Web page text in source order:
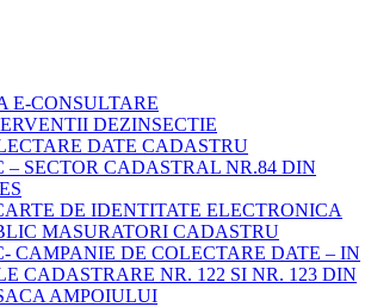
E-CONSULTARE
DEZINSECTIE
DATE CADASTRU
– SECTOR CADASTRAL NR.84 DIN
DE IDENTITATE ELECTRONICA
MASURATORI CADASTRU
CAMPANIE DE COLECTARE DATE – IN
CADASTRARE NR. 122 SI NR. 123 DIN
AMPOIULUI